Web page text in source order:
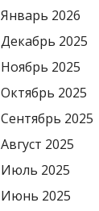
Январь 2026
Декабрь 2025
Ноябрь 2025
Октябрь 2025
Сентябрь 2025
Август 2025
Июль 2025
Июнь 2025